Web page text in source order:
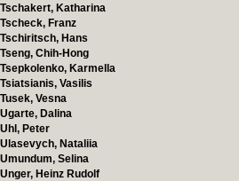
Tschakert, Katharina
Tscheck, Franz
Tschiritsch, Hans
Tseng, Chih-Hong
Tsepkolenko, Karmella
Tsiatsianis, Vasilis
Tusek, Vesna
Ugarte, Dalina
Uhl, Peter
Ulasevych, Nataliia
Umundum, Selina
Unger, Heinz Rudolf